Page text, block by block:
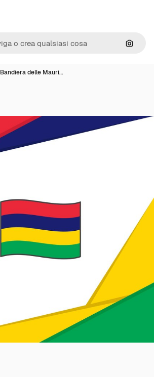
Cerca
Bandiera delle Mauri…